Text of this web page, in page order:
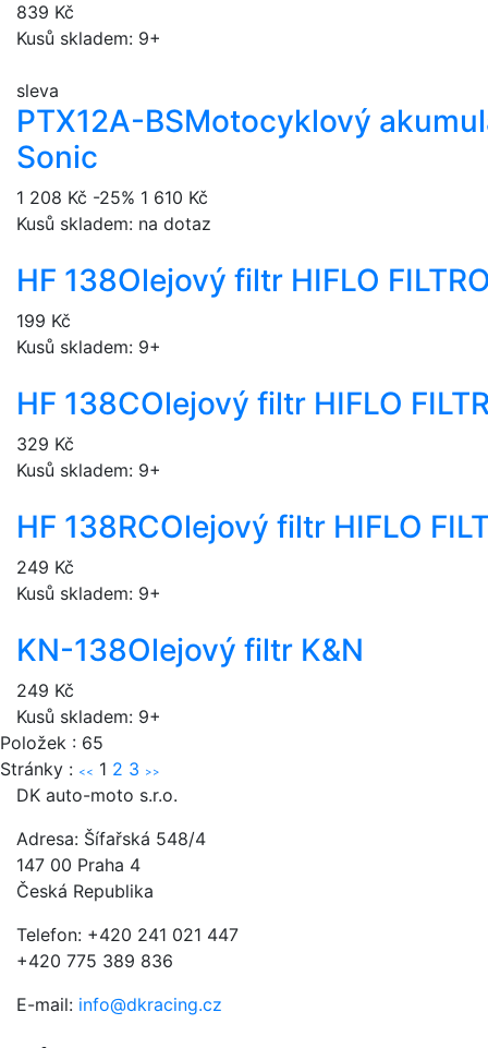
839 Kč
Kusů skladem: 9+
sleva
PTX12A-BSMotocyklový
Sonic
1 208 Kč -25% 1 610 Kč
Kusů skladem: na dotaz
HF 138Olejový filtr HIFLO
199 Kč
Kusů skladem: 9+
HF 138COlejový filtr HIFLO
329 Kč
Kusů skladem: 9+
HF 138RCOlejový filtr HIFLO
249 Kč
Kusů skladem: 9+
KN-138Olejový filtr K&N
249 Kč
Kusů skladem: 9+
Položek : 65
Stránky : << 1 2 3 >>
DK auto-moto s.r.o.
Adresa: Šífařská 548/4
147 00 Praha 4
Česká Republika
Telefon: +420 241 021 447
+420 775 389 836
E-mail: info@dkracing.cz